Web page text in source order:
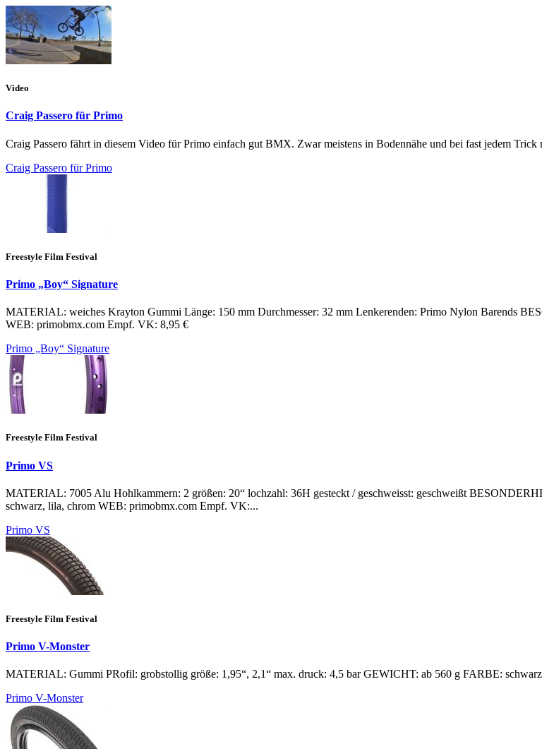
Video
Craig Passero für Primo
Craig Passero fährt in diesem Video für Primo einfach gut BMX. Zwar meistens in Bodennähe und bei fast jedem Trick
Craig Passero für Primo
Freestyle Film Festival
Primo „Boy“ Signature
MATERIAL: weiches Krayton Gummi Länge: 150 mm Durchmesser: 32 mm Lenkerenden: Primo Nylon Barends
WEB: primobmx.com Empf. VK: 8,95 €
Primo „Boy“ Signature
Freestyle Film Festival
Primo VS
MATERIAL: 7005 Alu Hohlkammern: 2 größen: 20“ lochzahl: 36H gesteckt / geschweisst: geschweißt
schwarz, lila, chrom WEB: primobmx.com Empf. VK:...
Primo VS
Freestyle Film Festival
Primo V-Monster
MATERIAL: Gummi PRofil: grobstollig größe: 1,95“, 2,1“ max. druck: 4,5 bar GEWICHT: ab 560 g FARBE:
Primo V-Monster